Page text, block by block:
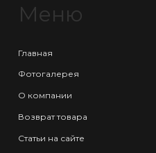
Меню
Главная
Фотогалерея
О компании
Возврат товара
Статьи на сайте